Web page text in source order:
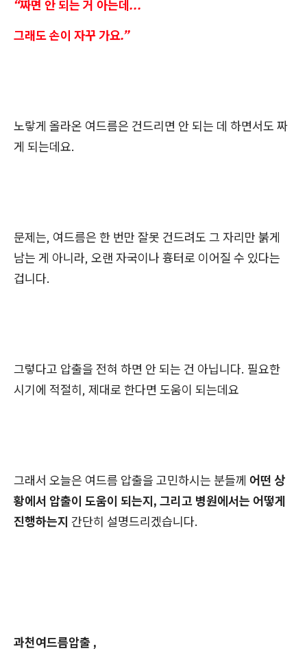
“짜면 안 되는 거 아는데...
그래도 손이 자꾸 가요.”
노랗게 올라온 여드름은 건드리면 안 되는 데 하면서도 짜
게 되는데요.
문제는, 여드름은 한 번만 잘못 건드려도 그 자리만 붉게
남는 게 아니라, 오랜 자국이나 흉터로 이어질 수 있다는
겁니다.
그렇다고 압출을 전혀 하면 안 되는 건 아닙니다. 필요한
시기에 적절히, 제대로 한다면 도움이 되는데요
그래서 오늘은 여드름 압출을 고민하시는 분들께 어떤 상
황에서 압출이 도움이 되는지, 그리고 병원에서는 어떻게
진행하는지 간단히 설명드리겠습니다.
과천여드름압출 ,